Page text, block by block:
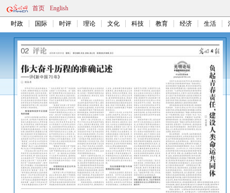
首页 English
时政 国际 时评 理论 文化 科技 教育 经济 生活